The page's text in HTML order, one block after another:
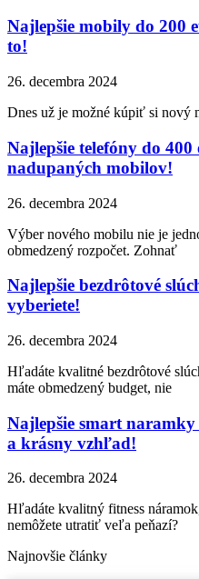
Najlepšie mobily do 200
to!
26. decembra 2024
Dnes už je možné kúpiť si nový
Najlepšie telefóny do
nadupaných mobilov!
26. decembra 2024
Výber nového mobilu nie je
obmedzený rozpočet. Zohnať
Najlepšie bezdrôtové
vyberiete!
26. decembra 2024
Hľadáte kvalitné bezdrôtové
máte obmedzený budget, nie
Najlepšie smart
a krásny vzhľad!
26. decembra 2024
Hľadáte kvalitný fitness
nemôžete utratiť veľa peňazí?
Najnovšie články